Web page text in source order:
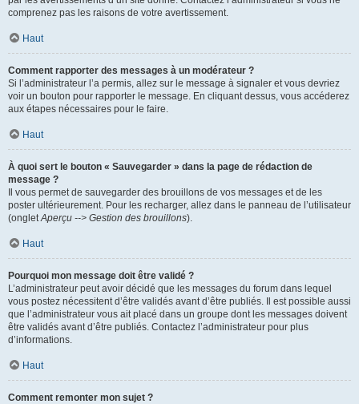
comprenez pas les raisons de votre avertissement.
Haut
Comment rapporter des messages à un modérateur ?
Si l’administrateur l’a permis, allez sur le message à signaler et vous devriez
voir un bouton pour rapporter le message. En cliquant dessus, vous accéderez
aux étapes nécessaires pour le faire.
Haut
À quoi sert le bouton « Sauvegarder » dans la page de rédaction de
message ?
Il vous permet de sauvegarder des brouillons de vos messages et de les
poster ultérieurement. Pour les recharger, allez dans le panneau de l’utilisateur
(ongletAperçu --> Gestion des brouillons).
Haut
Pourquoi mon message doit être validé ?
L’administrateur peut avoir décidé que les messages du forum dans lequel
vous postez nécessitent d’être validés avant d’être publiés. Il est possible aussi
que l’administrateur vous ait placé dans un groupe dont les messages doivent
être validés avant d’être publiés. Contactez l’administrateur pour plus
d’informations.
Haut
Comment remonter mon sujet ?